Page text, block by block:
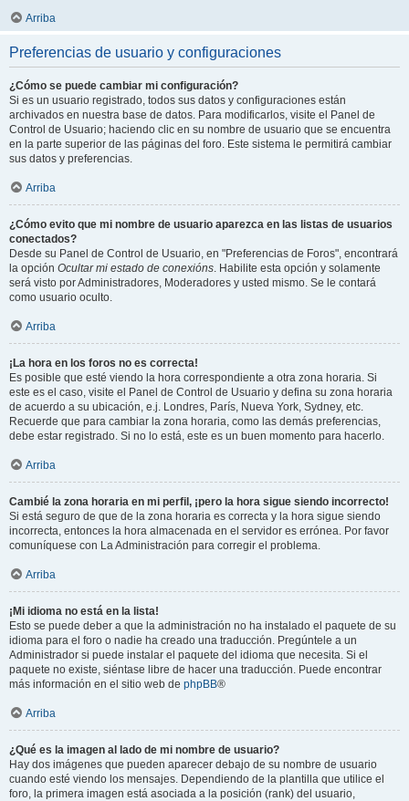
Arriba
Preferencias de usuario y configuraciones
¿Cómo se puede cambiar mi configuración?
Si es un usuario registrado, todos sus datos y configuraciones están
archivados en nuestra base de datos. Para modificarlos, visite el Panel de
Control de Usuario; haciendo clic en su nombre de usuario que se encuentra
en la parte superior de las páginas del foro. Este sistema le permitirá cambiar
sus datos y preferencias.
Arriba
¿Cómo evito que mi nombre de usuario aparezca en las listas de usuarios
conectados?
Desde su Panel de Control de Usuario, en "Preferencias de Foros", encontrará
la opción Ocultar mi estado de conexións. Habilite esta opción y solamente
será visto por Administradores, Moderadores y usted mismo. Se le contará
como usuario oculto.
Arriba
¡La hora en los foros no es correcta!
Es posible que esté viendo la hora correspondiente a otra zona horaria. Si
este es el caso, visite el Panel de Control de Usuario y defina su zona horaria
de acuerdo a su ubicación, e.j. Londres, París, Nueva York, Sydney, etc.
Recuerde que para cambiar la zona horaria, como las demás preferencias,
debe estar registrado. Si no lo está, este es un buen momento para hacerlo.
Arriba
Cambié la zona horaria en mi perfil, ¡pero la hora sigue siendo incorrecto!
Si está seguro de que de la zona horaria es correcta y la hora sigue siendo
incorrecta, entonces la hora almacenada en el servidor es errónea. Por favor
comuníquese con La Administración para corregir el problema.
Arriba
¡Mi idioma no está en la lista!
Esto se puede deber a que la administración no ha instalado el paquete de su
idioma para el foro o nadie ha creado una traducción. Pregúntele a un
Administrador si puede instalar el paquete del idioma que necesita. Si el
paquete no existe, siéntase libre de hacer una traducción. Puede encontrar
más información en el sitio web de phpBB®
Arriba
¿Qué es la imagen al lado de mi nombre de usuario?
Hay dos imágenes que pueden aparecer debajo de su nombre de usuario
cuando esté viendo los mensajes. Dependiendo de la plantilla que utilice el
foro, la primera imagen está asociada a la posición (rank) del usuario,